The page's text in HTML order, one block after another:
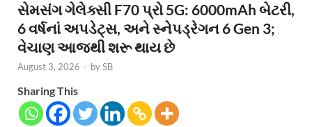
સેમસંગ ગેલેક્સી F70 પ્રો 5G: 6000mAh બેટરી,
6 વર્ષનાં અપડેટ્સ, અને સ્નેપડ્રેગન 6 Gen 3;
વેચાણ આજથી શરૂ થાય છે
August 3, 2026 - bySB
Sharing This